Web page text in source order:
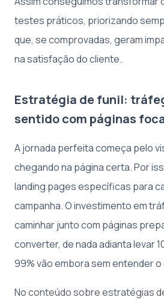
testes práticos, priorizando
que, se comprovadas, geram
na satisfação do cliente.
Estratégia de funil:
sentido com páginas
A jornada perfeita começa pelo
chegando na página certa. Por
landing pages específicas para
campanha. O investimento em
caminhar junto com páginas
converter, de nada adianta levar
99% vão embora sem entender o
Noconteúdo sobre estratégias